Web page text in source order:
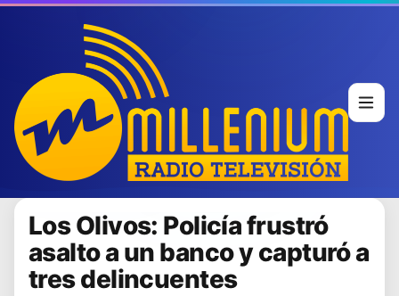
Los Olivos: Policía frustró
asalto a un banco y capturó a
tres delincuentes